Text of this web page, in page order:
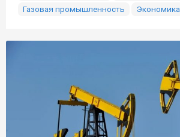
Газовая промышленность
Экономика